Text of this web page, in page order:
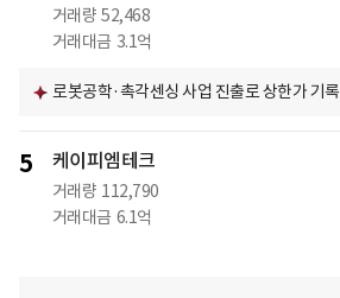
거래량 52,468
거래대금 3.1억
로봇공학·촉각센싱 사업 진출로 상한가 기록
5 케이피엠테크
거래량 112,790
거래대금 6.1억